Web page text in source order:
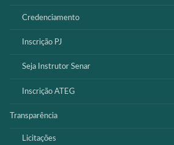
Credenciamento
Inscrição PJ
Seja Instrutor Senar
Inscrição ATEG
Transparência
Licitações